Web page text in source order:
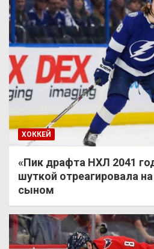
ХОККЕЙ
«Пик драфта НХЛ 2041
шуткой отреагировала
сыном